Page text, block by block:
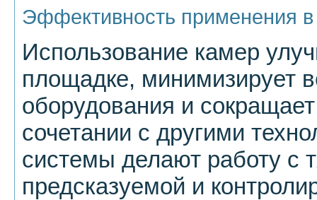
Эффективность применения в
Использование камер
площадке, минимизирует
оборудования и
сочетании с другими
системы делают работу с
предсказуемой и